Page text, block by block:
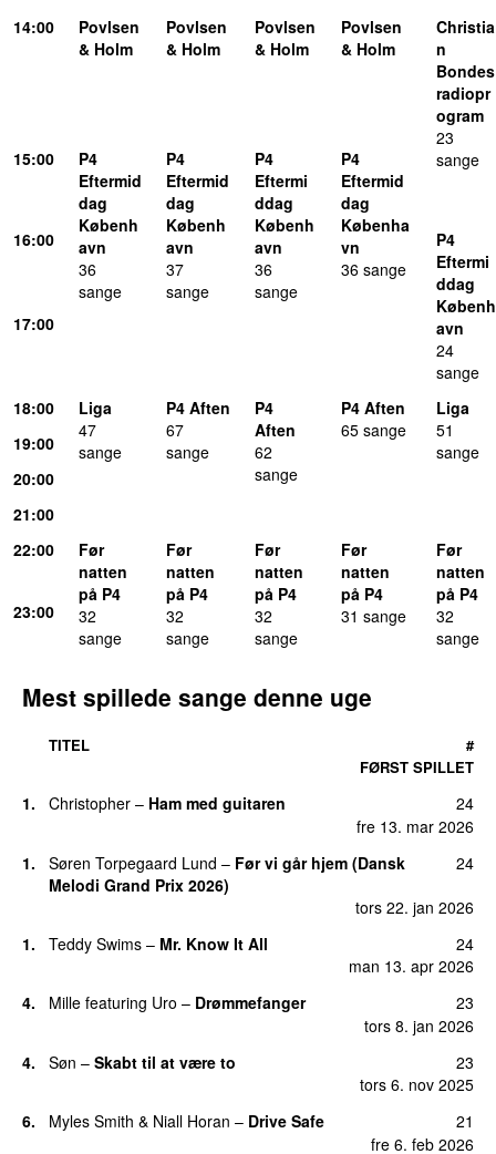
14:00
Povlsen
& Holm
Povlsen
& Holm
Povlsen
& Holm
Povlsen
& Holm
Christia
n
Bondes
radiopr
ogram
23
sange
15:00
P4
Eftermid
dag
Københ
avn
36
sange
P4
Eftermid
dag
Københ
avn
37
sange
P4
Eftermi
ddag
Københ
avn
36
sange
P4
Eftermid
dag
Københa
vn
36 sange
16:00
P4
Eftermi
ddag
Københ
avn
24
sange
17:00
18:00
Liga
47
sange
P4 Aften
67
sange
P4
Aften
62
sange
P4 Aften
65 sange
Liga
51
sange
19:00
20:00
21:00
22:00
Før
natten
på P4
32
sange
Før
natten
på P4
32
sange
Før
natten
på P4
32
sange
Før
natten
på P4
31 sange
Før
natten
på P4
32
sange
23:00
Mest spillede sange denne uge
TITEL
FØRST SPILLET
#
1. Christopher – Ham med guitaren
fre 13. mar 2026
24
1. Søren Torpegaard Lund – Før vi går hjem (Dansk
Melodi Grand Prix 2026)
tors 22. jan 2026
24
1. Teddy Swims – Mr. Know It All
man 13. apr 2026
24
4. Mille featuring Uro – Drømmefanger
tors 8. jan 2026
23
4. Søn – Skabt til at være to
tors 6. nov 2025
23
6. Myles Smith & Niall Horan – Drive Safe
fre 6. feb 2026
21